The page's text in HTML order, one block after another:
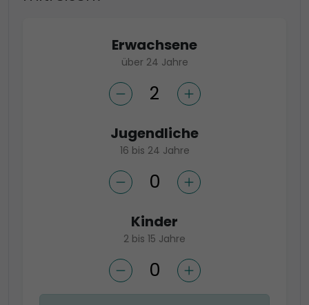
Erwachsene
über 24 Jahre
Jugendliche
16 bis 24 Jahre
Kinder
2 bis 15 Jahre